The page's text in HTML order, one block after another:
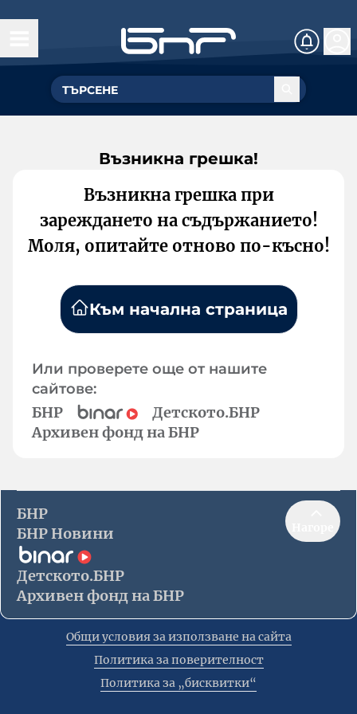
Възникна грешка!
Възникна грешка при
зареждането на съдържанието!
Моля, опитайте отново по-късно!
Към начална страница
Или проверете още от нашите
сайтове:
БНР
Детското.БНР
Архивен фонд на БНР
БНР
БНР Новини
Детското.БНР
Архивен фонд на БНР
Общи условия за използване на сайта
Политика за поверителност
Политика за „бисквитки“